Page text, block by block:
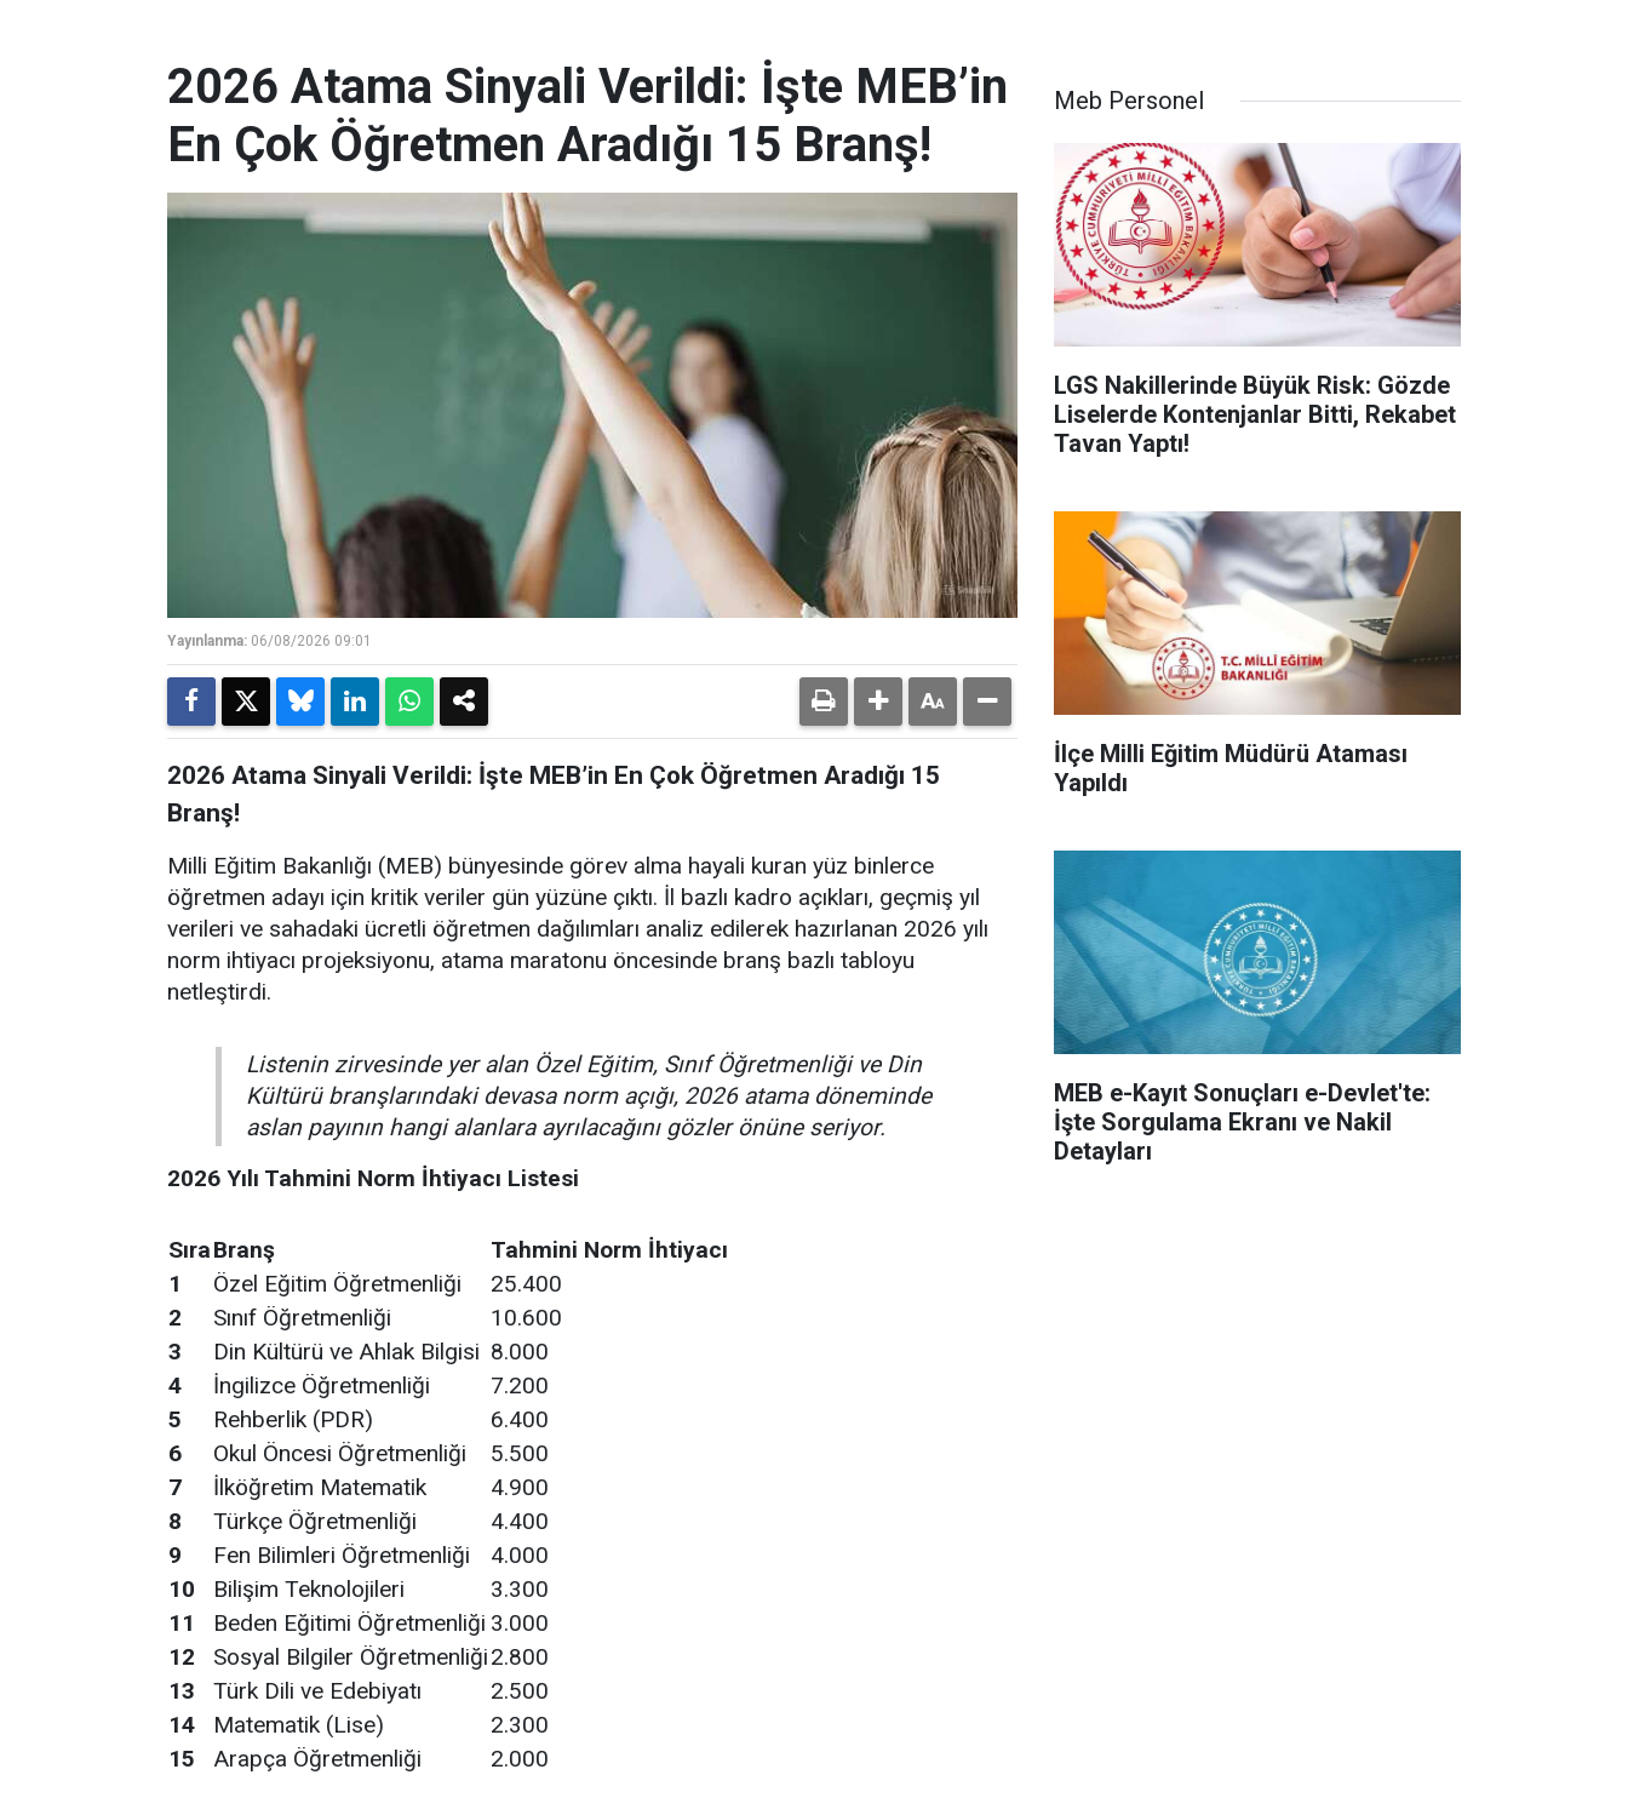
2026 Atama Sinyali Verildi: İşte MEB’in
En Çok Öğretmen Aradığı 15 Branş!
Yayınlanma: 06/08/2026 09:01
2026 Atama Sinyali Verildi: İşte MEB’in En Çok Öğretmen Aradığı 15
Branş!
Milli Eğitim Bakanlığı (MEB) bünyesinde görev alma hayali kuran yüz binlerce
öğretmen adayı için kritik veriler gün yüzüne çıktı. İl bazlı kadro açıkları, geçmiş yıl
verileri ve sahadaki ücretli öğretmen dağılımları analiz edilerek hazırlanan 2026 yılı
norm ihtiyacı projeksiyonu, atama maratonu öncesinde branş bazlı tabloyu
netleştirdi.
Listenin zirvesinde yer alan Özel Eğitim, Sınıf Öğretmenliği ve Din
Kültürü branşlarındaki devasa norm açığı, 2026 atama döneminde
aslan payının hangi alanlara ayrılacağını gözler önüne seriyor.
2026 Yılı Tahmini Norm İhtiyacı Listesi
SıraBranş
Tahmini Norm İhtiyacı
1
Özel Eğitim Öğretmenliği
25.400
2
Sınıf Öğretmenliği
10.600
3
Din Kültürü ve Ahlak Bilgisi 8.000
4
İngilizce Öğretmenliği
7.200
5
Rehberlik (PDR)
6.400
6
Okul Öncesi Öğretmenliği
5.500
7
İlköğretim Matematik
4.900
8
Türkçe Öğretmenliği
4.400
9
Fen Bilimleri Öğretmenliği
4.000
10
Bilişim Teknolojileri
3.300
11
Beden Eğitimi Öğretmenliği 3.000
12
Sosyal Bilgiler Öğretmenliği2.800
13
Türk Dili ve Edebiyatı
2.500
14
Matematik (Lise)
2.300
15
Arapça Öğretmenliği 2.000
Meb Personel
LGS Nakillerinde Büyük Risk: Gözde
Liselerde Kontenjanlar Bitti, Rekabet
Tavan Yaptı!
İlçe Milli Eğitim Müdürü Ataması
Yapıldı
MEB e-Kayıt Sonuçları e-Devlet'te:
İşte Sorgulama Ekranı ve Nakil
Detayları